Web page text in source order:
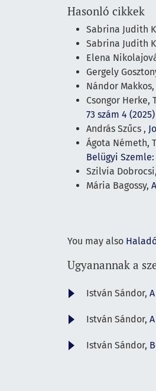
Hasonló cikkek
Sabrina Judith
Sabrina Judith
Elena
Gergely
Nándor Makkos,
Csongor Herke,
73 szám 4 (2025)
András Szűcs ,
Ágota Németh,
Belügyi Szemle:
Szilvia Dobrocsi,
Mária Bagossy,
You may also
Ugyanannak a
István Sándor,
István Sándor,
István Sándor,